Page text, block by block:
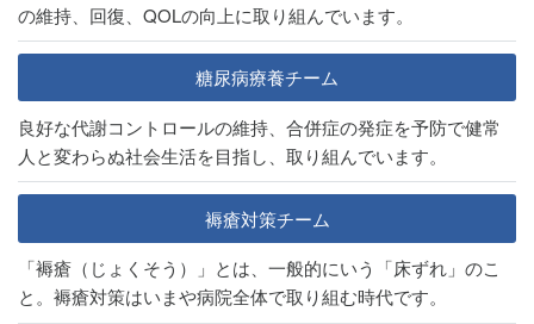
の維持、回復、QOLの向上に取り組んでいます。
糖尿病療養チーム
良好な代謝コントロールの維持、合併症の発症を予防で健常
人と変わらぬ社会生活を目指し、取り組んでいます。
褥瘡対策チーム
「褥瘡（じょくそう）」とは、一般的にいう「床ずれ」のこ
と。褥瘡対策はいまや病院全体で取り組む時代です。